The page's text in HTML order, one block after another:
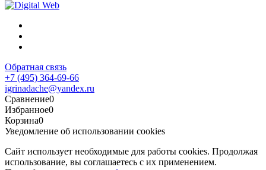
Обратная связь
+7 (495) 364-69-66
igrinadache@yandex.ru
Сравнение0
Избранное0
Корзина0
Уведомление об использовании cookies
Сайт использует необходимые для работы cookies. Продолжая
использование, вы соглашаетесь с их применением.